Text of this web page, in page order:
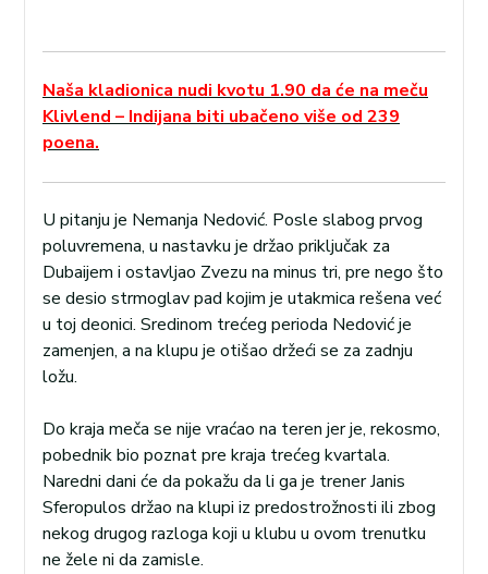
Naša kladionica nudi kvotu 1.90 da će na meču
Klivlend – Indijana biti ubačeno više od 239
poena.
U pitanju je Nemanja Nedović. Posle slabog prvog
poluvremena, u nastavku je držao priključak za
Dubaijem i ostavljao Zvezu na minus tri, pre nego što
se desio strmoglav pad kojim je utakmica rešena već
u toj deonici. Sredinom trećeg perioda Nedović je
zamenjen, a na klupu je otišao držeći se za zadnju
ložu.
Do kraja meča se nije vraćao na teren jer je, rekosmo,
pobednik bio poznat pre kraja trećeg kvartala.
Naredni dani će da pokažu da li ga je trener Janis
Sferopulos držao na klupi iz predostrožnosti ili zbog
nekog drugog razloga koji u klubu u ovom trenutku
ne žele ni da zamisle.